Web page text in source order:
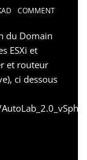
COMMENT
du Domain
ESXi et
et routeur
ci dessous